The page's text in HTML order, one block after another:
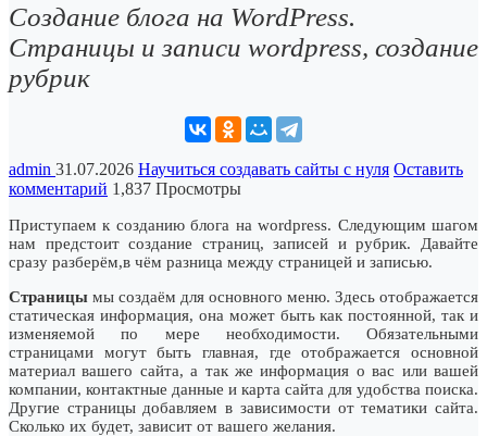
Создание блога на WordPress.
Страницы и записи wordpress, создание
рубрик
admin 31.07.2026 Научиться создавать сайты с нуля Оставить
комментарий 1,837 Просмотры
Приступаем к созданию блога на wordpress. Следующим шагом
нам предстоит создание страниц, записей и рубрик. Давайте
сразу разберём,в чём разница между страницей и записью.
Страницы мы создаём для основного меню. Здесь отображается
статическая информация, она может быть как постоянной, так и
изменяемой по мере необходимости. Обязательными
страницами могут быть главная, где отображается основной
материал вашего сайта, а так же информация о вас или вашей
компании, контактные данные и карта сайта для удобства поиска.
Другие страницы добавляем в зависимости от тематики сайта.
Сколько их будет, зависит от вашего желания.